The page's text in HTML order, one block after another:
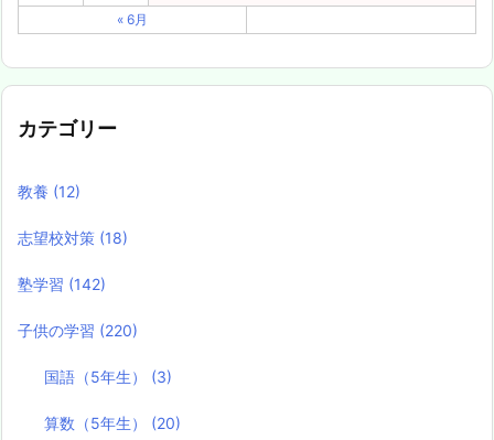
« 6月
カテゴリー
教養 (12)
志望校対策 (18)
塾学習 (142)
子供の学習 (220)
国語（5年生） (3)
算数（5年生） (20)